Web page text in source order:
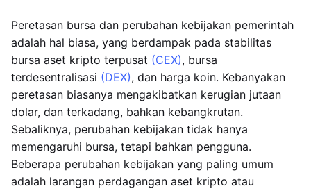
Peretasan bursa dan perubahan kebijakan pemerintah
adalah hal biasa, yang berdampak pada stabilitas
bursa aset kripto terpusat (CEX), bursa
terdesentralisasi (DEX), dan harga koin. Kebanyakan
peretasan biasanya mengakibatkan kerugian jutaan
dolar, dan terkadang, bahkan kebangkrutan.
Sebaliknya, perubahan kebijakan tidak hanya
memengaruhi bursa, tetapi bahkan pengguna.
Beberapa perubahan kebijakan yang paling umum
adalah larangan perdagangan aset kripto atau